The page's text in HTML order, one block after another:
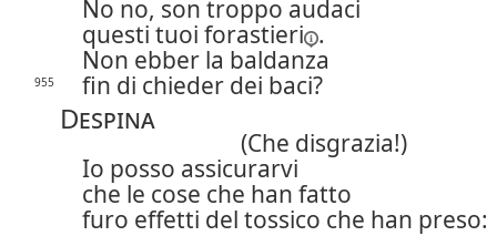
No no, son troppo audaci
questi tuoi forastieri .
Non ebber la baldanza
955 fin di chieder dei baci?
Despina
(Che disgrazia!)
Io posso assicurarvi
che le cose che han fatto
furo effetti del tossico che han preso: